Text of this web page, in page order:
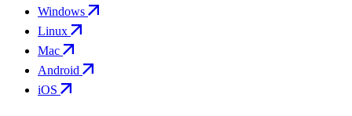
Windows
Linux
Mac
Android
iOS